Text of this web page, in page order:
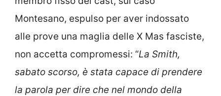
Montesano, espulso per aver indossato
alle prove una maglia delle X Mas fasciste,
non accetta compromessi: “La Smith,
sabato scorso, è stata capace di prendere
la parola per dire che nel mondo della